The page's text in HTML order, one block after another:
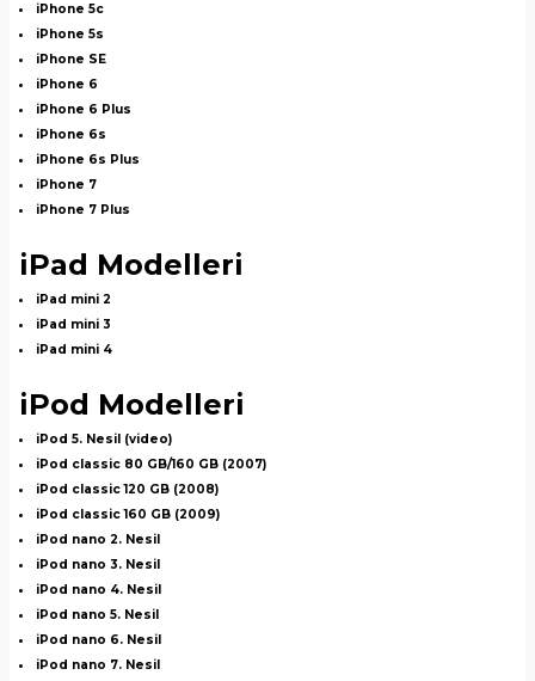
iPhone 5c
iPhone 5s
iPhone SE
iPhone 6
iPhone 6 Plus
iPhone 6s
iPhone 6s Plus
iPhone 7
iPhone 7 Plus
iPad Modelleri
iPad mini 2
iPad mini 3
iPad mini 4
iPod Modelleri
iPod 5. Nesil (video)
iPod classic 80 GB/160 GB (2007)
iPod classic 120 GB (2008)
iPod classic 160 GB (2009)
iPod nano 2. Nesil
iPod nano 3. Nesil
iPod nano 4. Nesil
iPod nano 5. Nesil
iPod nano 6. Nesil
iPod nano 7. Nesil